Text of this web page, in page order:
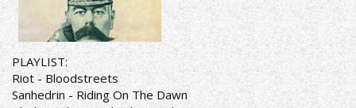
PLAYLIST:
Riot - Bloodstreets
Sanhedrin - Riding On The Dawn